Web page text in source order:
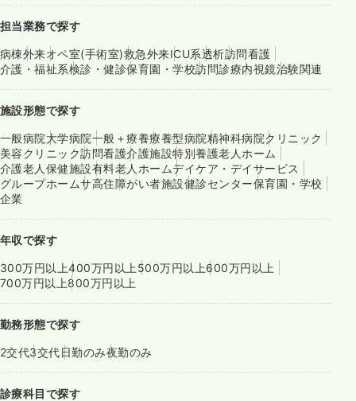
担当業務で探す
病棟外来オペ室(手術室)救急外来ICU系透析訪問看護
介護・福祉系検診・健診保育園・学校訪問診療内視鏡治験関連
施設形態で探す
一般病院大学病院一般＋療養療養型病院精神科病院クリニック
美容クリニック訪問看護介護施設特別養護老人ホーム
介護老人保健施設有料老人ホームデイケア・デイサービス
グループホームサ高住障がい者施設健診センター保育園・学校
企業
年収で探す
300万円以上400万円以上 500万円以上600万円以上
700万円以上800万円以上
勤務形態で探す
2交代3交代日勤のみ夜勤のみ
診療科目で探す